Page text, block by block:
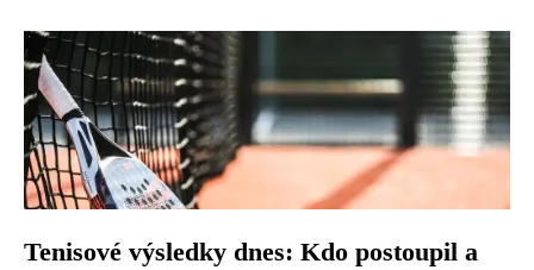
Tenisové výsledky dnes: Kdo postoupil a